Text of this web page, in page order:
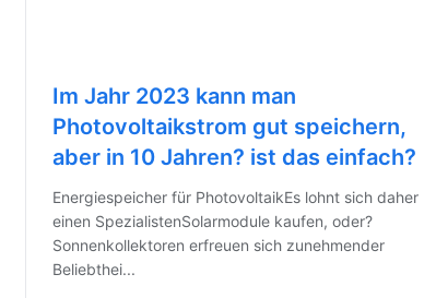
Im Jahr 2023 kann man
Photovoltaikstrom gut speichern,
aber in 10 Jahren? ist das einfach?
Energiespeicher für PhotovoltaikEs lohnt sich daher
einen SpezialistenSolarmodule kaufen, oder?
Sonnenkollektoren erfreuen sich zunehmender
Beliebthei...